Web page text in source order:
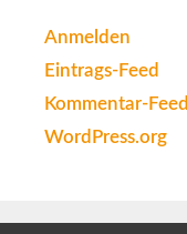
Anmelden
Eintrags-Feed
Kommentar-Feed
WordPress.org